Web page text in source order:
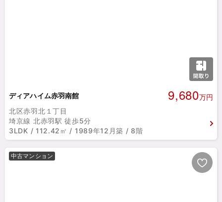
ディアハイム赤羽南館 9,680万円
北区赤羽北１丁目
埼京線 北赤羽駅 徒歩5分
3LDK / 112.42㎡ / 1989年12月築 / 8階
中古マンション